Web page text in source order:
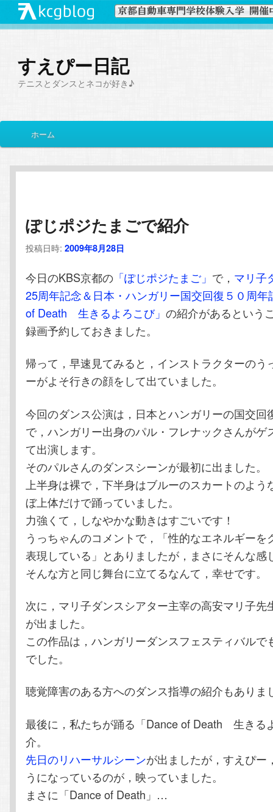
すえぴー日記
テニスとダンスとネコが好き♪
イ
メ
イ
コ
ン
テ
ン
へ
動
サ
ブ
ン
テ
ン
ツ
移
ホーム
ぽじポジたまごで紹介
投稿日時:2009年8月28日
今日のKBS京都の 「ぽじポジたまご」 で， マリ子
25周年記念＆日本・ハンガリー国交回復５０周年
of Death 生きるよろこび」の紹介があるという
録画予約しておきました。
帰って，早速見てみると，インストラクターのう
ーがよそ行きの顔をして出ていました。
今回のダンス公演は，日本とハンガリーの国交回
で，ハンガリー出身のパル・フレナックさんがゲ
て出演します。
そのパルさんのダンスシーンが最初に出ました。
上半身は裸で，下半身はブルーのスカートのよ
ぼ上体だけで踊っていました。
力強くて，しなやかな動きはすごいです！
うっちゃんのコメントで，「性的なエネルギーを
表現している」とありましたが，まさにそんな感
そんな方と同じ舞台に立てるなんて，幸せです。
次に，マリ子ダンスシアター主宰の高安マリ子先
が出ました。
この作品は，ハンガリーダンスフェスティバルで
でした。
聴覚障害のある方へのダンス指導の紹介もありま
最後に，私たちが踊る「Dance of Death 生きる
介。
先日のリハーサルシーンが出ましたが，すえぴー
うになっているのが，映っていました。
まさに「Dance of Death」…